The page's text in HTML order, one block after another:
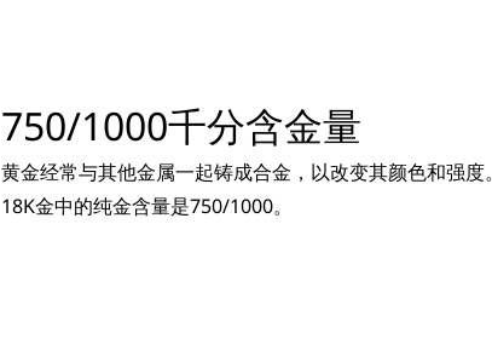
750/1000千分含金量
黄金经常与其他金属一起铸成合金，以改变其颜色和强度。
18K金中的纯金含量是750/1000。